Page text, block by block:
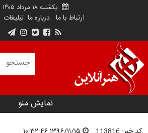
یکشنبه ۱۸ مرداد ۱۴۰۵
ارتباط با ما درباره ما تبلیغات
نمایش منو